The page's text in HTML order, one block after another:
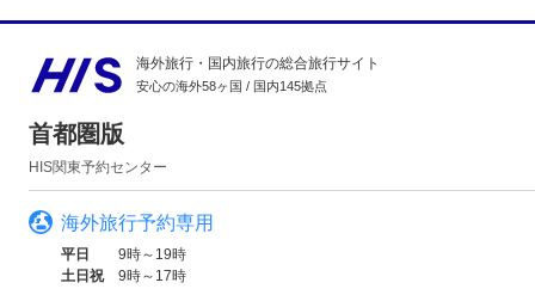
海外旅行・国内旅行の総合旅行サイト
安心の海外58ヶ国 / 国内145拠点
首都圏版
HIS関東予約センター
海外旅行予約専用
平日
9時～19時
土日祝
9時～17時